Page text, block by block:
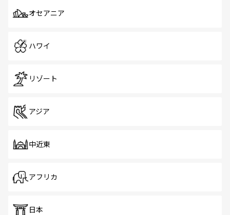
オセアニア
ハワイ
リゾート
アジア
中近東
アフリカ
日本